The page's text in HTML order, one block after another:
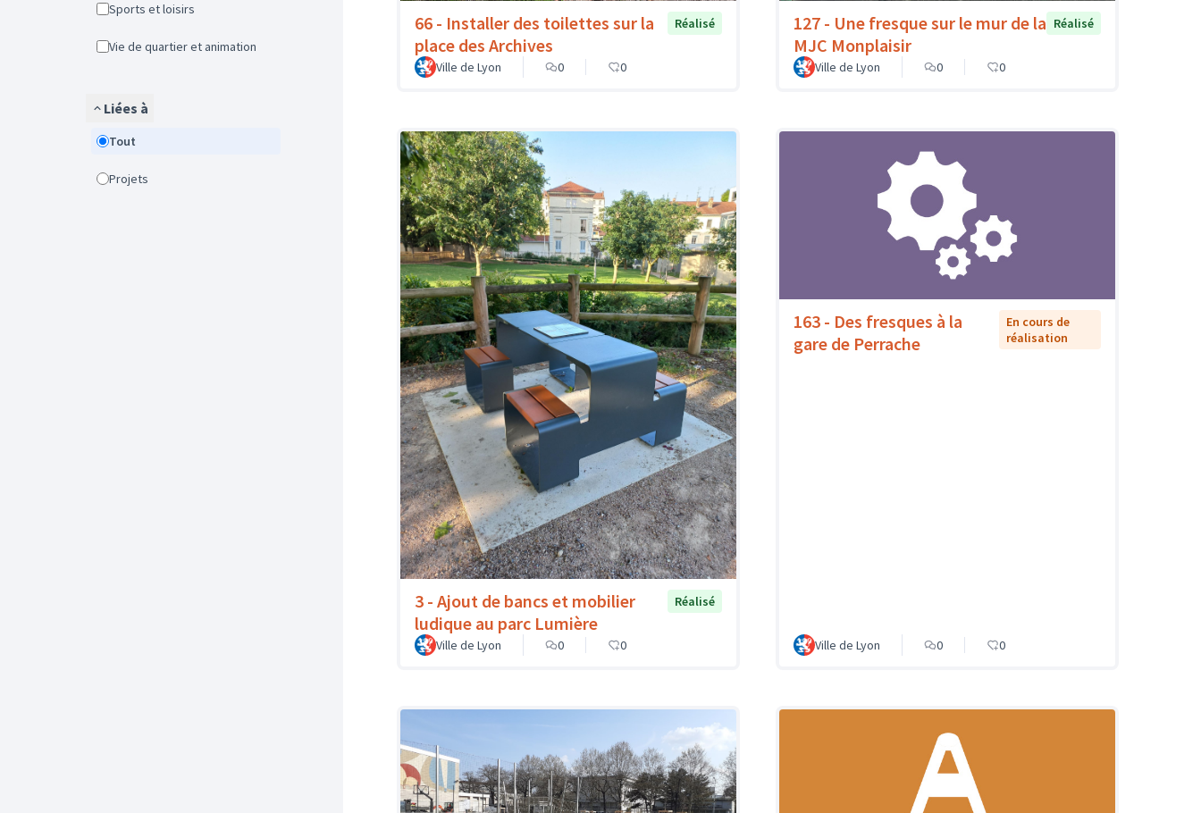
Sports et loisirs
Vie de quartier et animation
Liées à
Tout
Projets
66 - Installer des toilettes sur la
place des Archives
Réalisé
Ville de Lyon 0 0
127 - Une fresque sur le mur de la
MJC Monplaisir
Réalisé
Ville de Lyon 0 0
3 - Ajout de bancs et mobilier
ludique au parc Lumière
Réalisé
Ville de Lyon 0 0
163 - Des fresques à la
gare de Perrache
En cours de
réalisation
Ville de Lyon 0 0